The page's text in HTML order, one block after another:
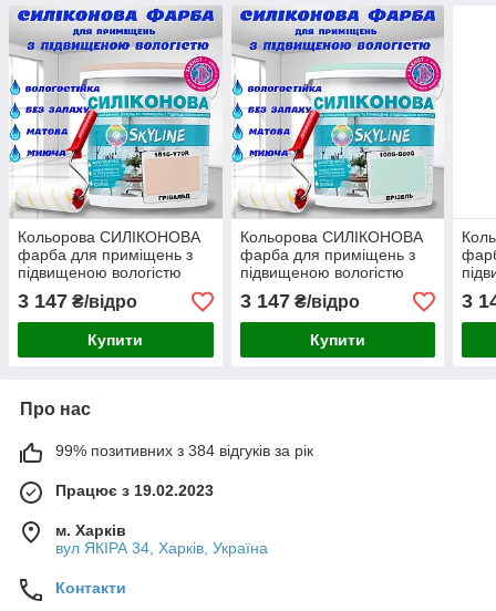
Кольорова СИЛІКОНОВА
фарба для приміщень з
підвищеною вологістю
миюча протигрибкова
матова емаль SkyLine
Грівальд 10 л
3 147 ₴/відро
Купити
Кольорова СИЛІКОНОВА
фарба для приміщень з
підвищеною вологістю
миюча протигрибкова
матова емаль SkyLine
Брізель 10 л
3 147₴/відро
Купити
3
Про нас
99% позитивних з 384 відгуків за рік
Працює з 19.02.2023
м. Харків
вул ЯКІРА 34, Харків, Україна
Контакти